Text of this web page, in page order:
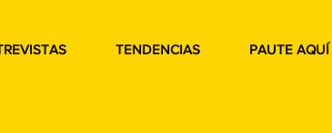
TENDENCIAS PAUTE AQUÍ